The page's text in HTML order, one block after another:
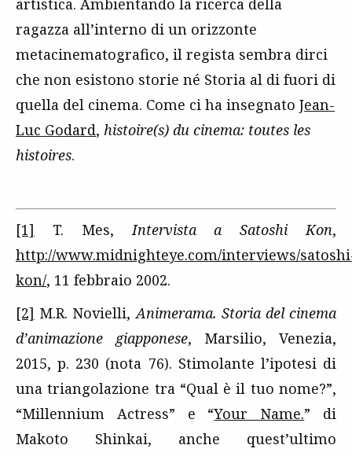
artistica. Ambientando la ricerca della
ragazza all’interno di un orizzonte
metacinematografico, il regista sembra dirci
che non esistono storie né Storia al di fuori di
quella del cinema. Come ci ha insegnato Jean-
Luc Godard, histoire(s) du cinema: toutes les
histoires.
[1] T. Mes,Intervista a Satoshi Kon,
http://www.midnighteye.com/interviews/
kon/, 11 febbraio 2002.
[2] M.R. Novielli,Animerama. Storia del cinema
d’animazione giapponese, Marsilio, Venezia,
2015, p. 230 (nota 76). Stimolante l’ipotesi di
una triangolazione tra “Qual è il tuo nome?”,
“Millennium Actress” e “Your Name.” di
Makoto Shinkai, anche quest’ultimo